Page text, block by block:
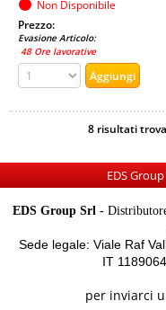
Non Disponibile
Prezzo:
Evasione Articolo:
48 Ore lavorative
8 risultati
EDS
EDS Group Srl -
Sede legale: Viale Raf
IT
per inviarci